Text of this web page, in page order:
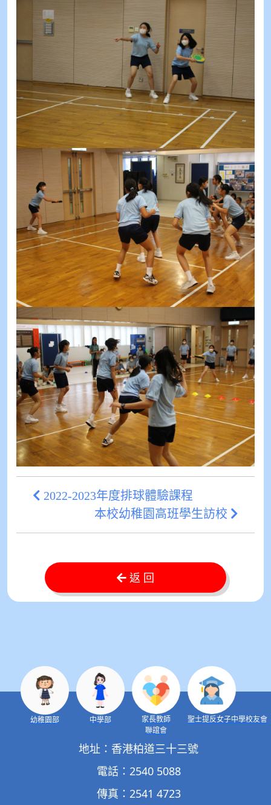
2022-2023年度排球體驗課程
本校幼稚園高班學生訪校
返 回
地址：香港柏道三十三號
電話：2540 5088
傳真：2541 4723
幼稚園部 中學部
家長教師
聯誼會
聖士提反女子中學校友會